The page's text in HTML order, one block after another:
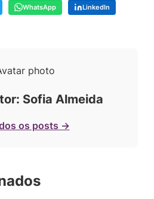
WhatsApp
LinkedIn
Sofia Almeida
os posts →